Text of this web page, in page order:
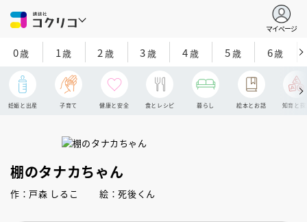
マイページ
0歳 1歳 2 歳 3歳 4歳 5歳 6歳
妊娠と出産 子育て 健康と安全 食とレシピ 暮らし 絵本とお話 知育と探
棚のタナカちゃん
作：戸森 しるこ 絵：死後くん